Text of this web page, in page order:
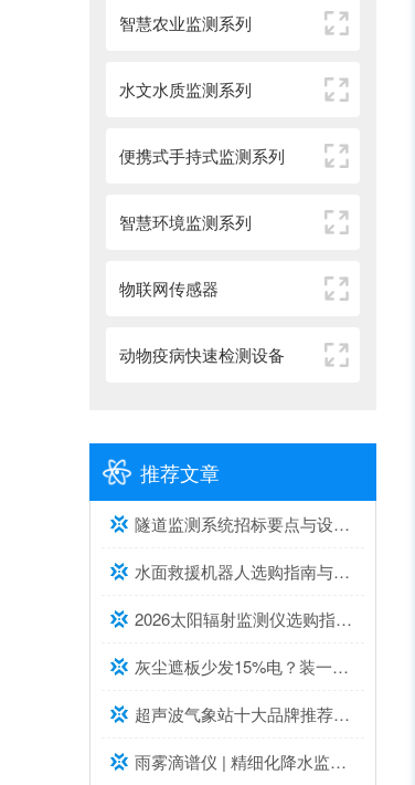
智慧农业监测系列
水文水质监测系列
便携式手持式监测系列
智慧环境监测系列
物联网传感器
动物疫病快速检测设备
推荐文章
隧道监测系统招标要点与设备选型建议
水面救援机器人选购指南与推荐top榜单
2026太阳辐射监测仪选购指南与推荐，实测靠谱！
灰尘遮板少发15%电？装一台光伏灰尘检测仪，提升发电效率，清洗成本省20%
超声波气象站十大品牌推荐榜单（2026高精度气象监测TOP10）
雨雾滴谱仪 | 精细化降水监测专业设备推荐